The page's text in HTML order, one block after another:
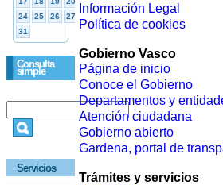
Consulta
simple
Servicios
Información Legal
Política de cookies
Gobierno Vasco
Página de inicio
Conoce el Gobierno
Departamentos y
Atención ciudadana
Gobierno abierto
Gardena, portal de
Trámites y servicios